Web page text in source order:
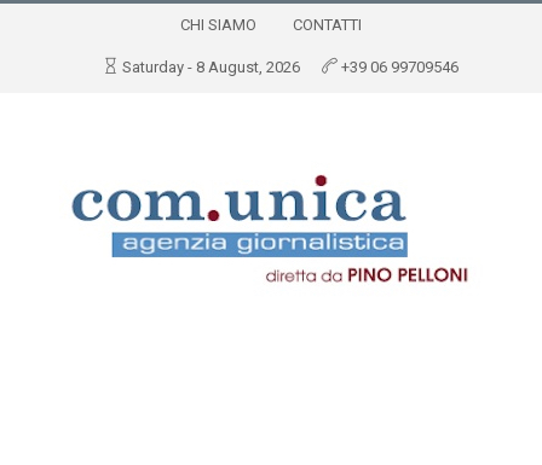
CHI SIAMO CONTATTI
Saturday - 8 August, 2026 +39 06 99709546